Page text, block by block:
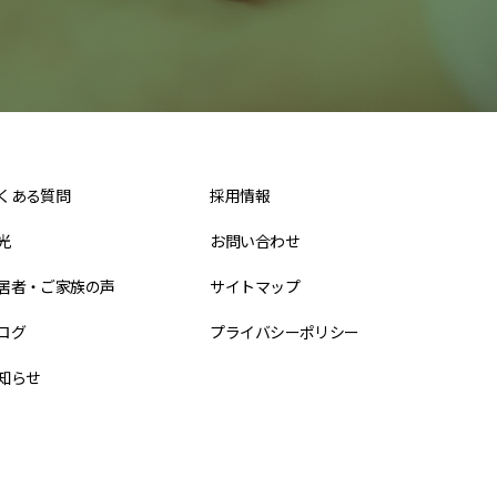
ある質問
者・ご家族の声
グ
らせ
採用情報
お問い合わせ
サイトマップ
プライバシーポリシー